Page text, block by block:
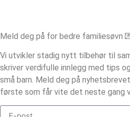
Meld deg på for bedre familiesøvn
Vi utvikler stadig nytt tilbehør til
skriver verdifulle innlegg med tips
små barn. Meld deg på
første som får vite det neste gang